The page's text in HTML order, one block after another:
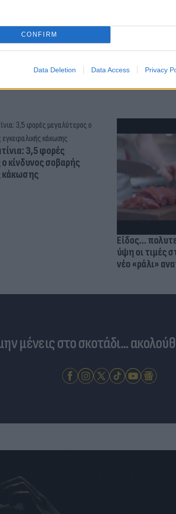
CONFIRM
Data Deletion Data Access Privacy
3,5 φορές
κίνδυνος σοβαρής
κάκωσης
Είδος...
ύψη οι τιμές
νέο «ράλι»
μένεις στο σκοτάδι...